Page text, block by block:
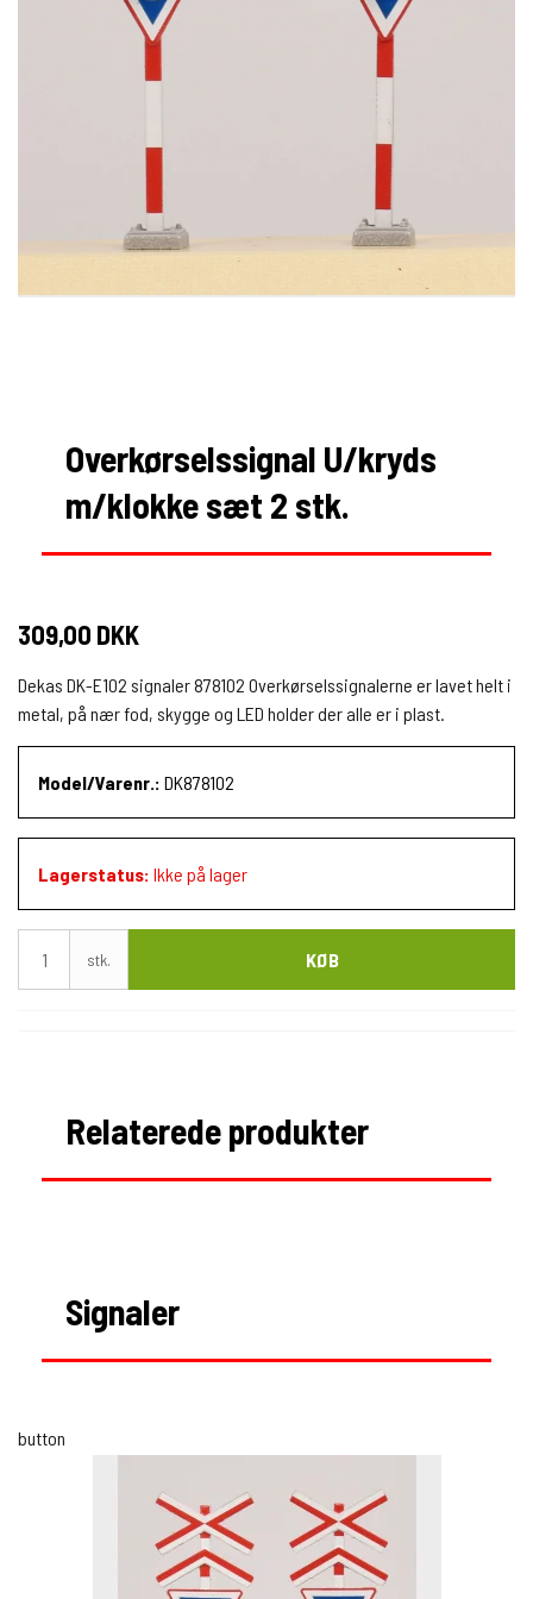
Overkørselssignal U/kryds
m/klokke sæt 2 stk.
309,00 DKK
Dekas DK-E102 signaler 878102 Overkørselssignalerne er lavet helt i
metal, på nær fod, skygge og LED holder der alle er i plast.
Model/Varenr.: DK878102
Lagerstatus: Ikke på lager
stk. KØB
Relaterede produkter
Signaler
button